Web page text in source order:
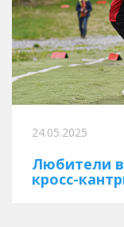
24.05.2025
Любители
кросс-